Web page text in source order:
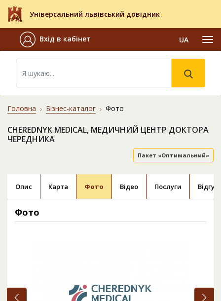
Універсальний львівський довідник
Вхід в кабінет UA
Головна Бізнес-каталог Фото
CHEREDNYK MEDICAL, МЕДИЧНИЙ ЦЕНТР ДОКТОРА
ЧЕРЕДНИКА
Пакет «Оптимальний»
Опис Карта Фото Відео Послуги
Фото